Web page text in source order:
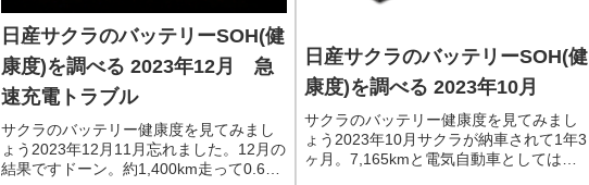
日産サクラのバッテリーSOH(健
康度)を調べる 2023年12月 急
速充電トラブル
サクラのバッテリー健康度を見てみまし
ょう2023年12月11月忘れました。12月の
結果ですドーン。約1,400km走って0.6%
日産サクラのバッテリーSOH(健
康度)を調べる 2023年10月
サクラのバッテリー健康度を見てみまし
ょう2023年10月サクラが納車されて1年3
ヶ月。7,165kmと電気自動車としてはま